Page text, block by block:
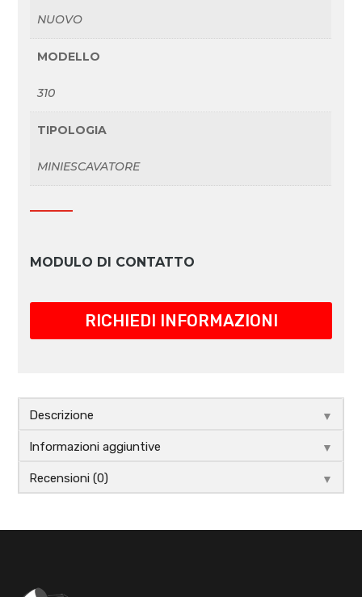
NUOVO
MODELLO
310
TIPOLOGIA
MINIESCAVATORE
MODULO DI CONTATTO
Descrizione ▼
Informazioni aggiuntive ▼
Recensioni (0) ▼